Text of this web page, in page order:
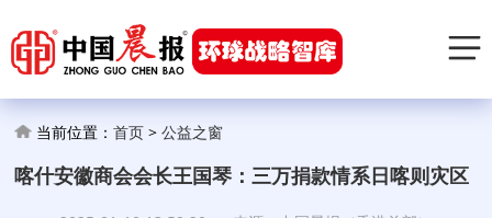
当前位置：首页 >公益之窗
喀什安徽商会会长王国琴：三万捐款情系日喀则灾区